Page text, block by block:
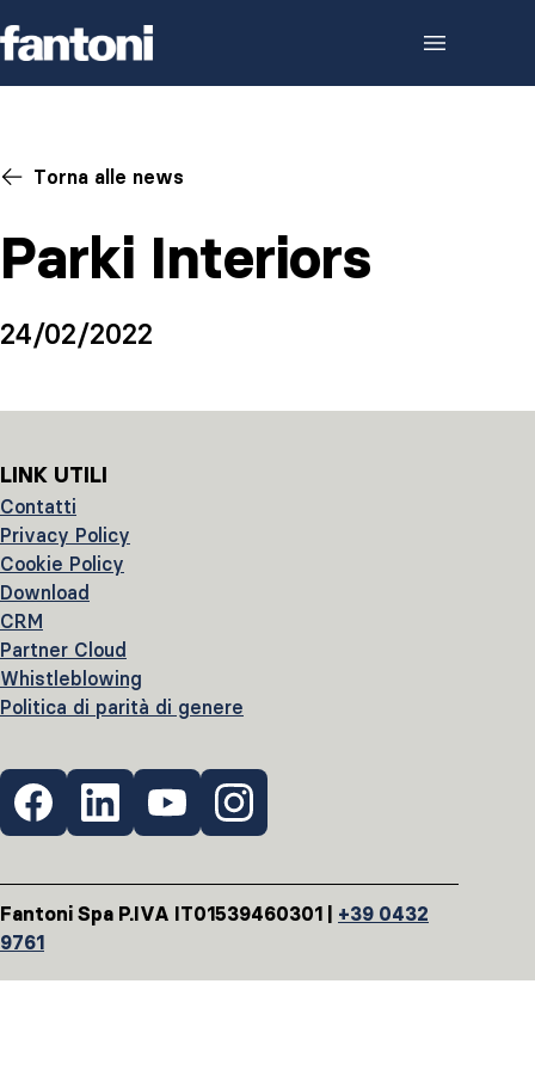
Torna alle news
Parki Interiors
24/02/2022
LINK UTILI
Contatti
Privacy Policy
Cookie Policy
Download
CRM
Partner Cloud
Whistleblowing
Politica di parità di genere
Fantoni Spa P.IVA IT01539460301 | +39 0432
9761